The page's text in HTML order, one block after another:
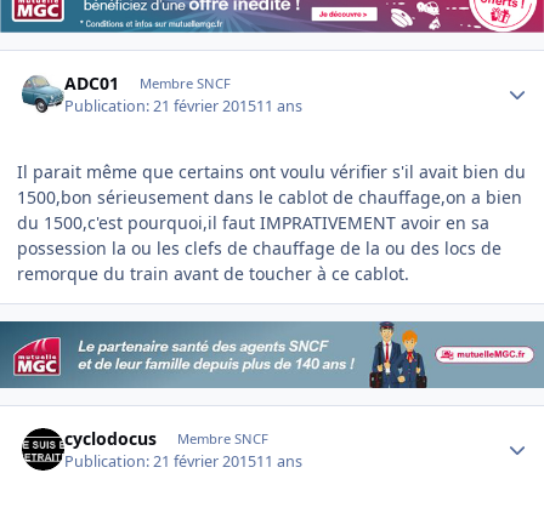
ADC01 Membre SNCF
Publication:21 février 201511 ans
Il parait même que certains ont voulu vérifier s'il avait bien du
1500,bon sérieusement dans le cablot de chauffage,on a bien
du 1500,c'est pourquoi,il faut IMPRATIVEMENT avoir en sa
possession la ou les clefs de chauffage de la ou des locs de
remorque du train avant de toucher à ce cablot.
cyclodocus Membre SNCF
Publication:21 février 201511 ans